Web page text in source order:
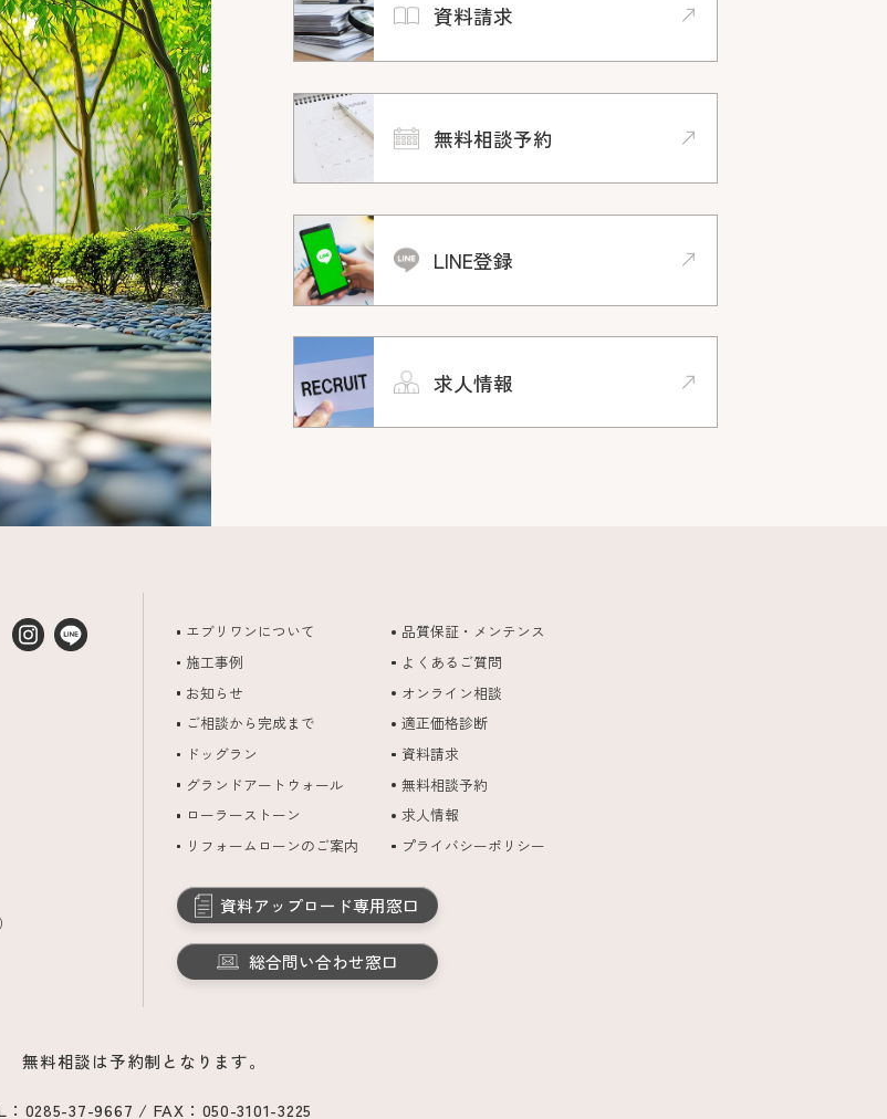
資料請求
無料相談予約
LINE登録
求人情報
エブリワンについて
施工事例
お知らせ
ご相談から完成まで
ドッグラン
グランドアートウォール
ローラーストーン
リフォームローンのご案内
品質保証・メンテンス
よくあるご質問
オンライン相談
適正価格診断
資料請求
無料相談予約
求人情報
プライバシーポリシー
資料アップロード専用窓口
総合問い合わせ窓口
無料相談は予約制となります。
：0285-37-9667 / FAX：050-3101-3225